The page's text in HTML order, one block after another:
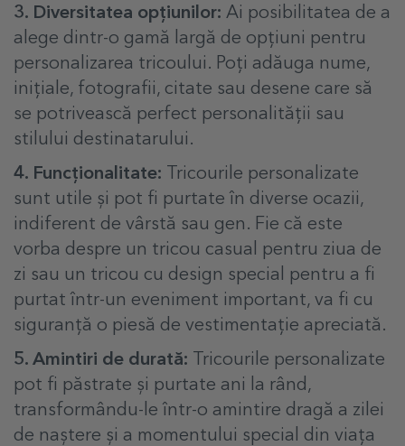
3. Diversitatea opțiunilor: Ai posibilitatea de a
alege dintr-o gamă largă de opțiuni pentru
personalizarea tricoului. Poți adăuga nume,
inițiale, fotografii, citate sau desene care să
se potrivească perfect personalității sau
stilului destinatarului.
4. Funcționalitate: Tricourile personalizate
sunt utile și pot fi purtate în diverse ocazii,
indiferent de vârstă sau gen. Fie că este
vorba despre un tricou casual pentru ziua de
zi sau un tricou cu design special pentru a fi
purtat într-un eveniment important, va fi cu
siguranță o piesă de vestimentație apreciată.
5. Amintiri de durată: Tricourile personalizate
pot fi păstrate și purtate ani la rând,
transformându-le într-o amintire dragă a zilei
de naștere și a momentului special din viața